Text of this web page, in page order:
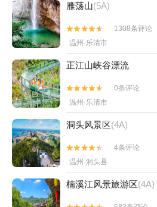
雁荡山(5A)


1308条评论
温州·乐清市
正江山峡谷漂流


0条评论
温州·乐清市
洞头风景区(4A)


4条评论
温州·洞头县
楠溪江风景旅游区(4A)